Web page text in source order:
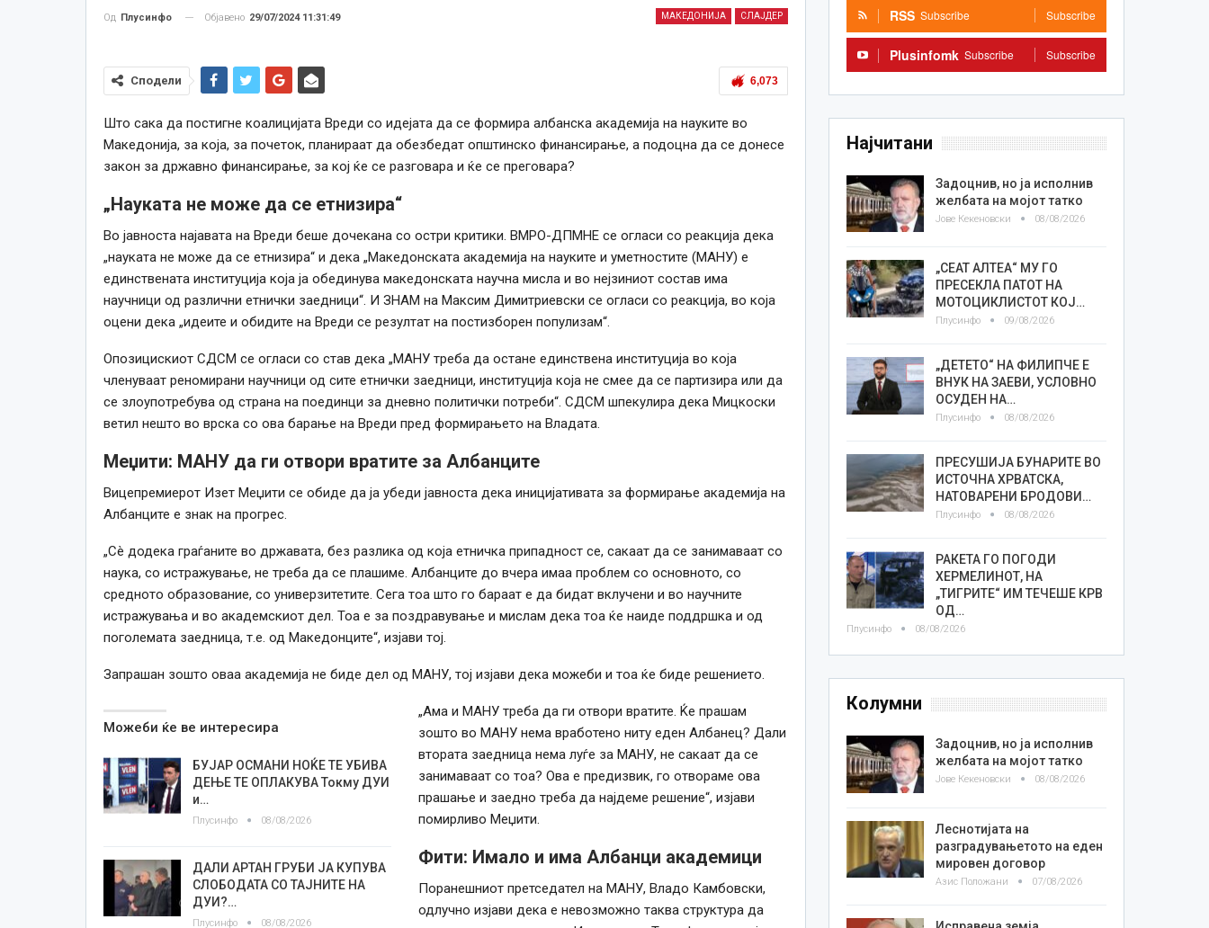
МАКЕДОНИЈА СЛАЈДЕР
Од Плусинфо Објавено 29/07/2024 11:31:49
6,073
Сподели
Што сака да постигне коалицијата Вреди со идејата да се формира албанска академија на науките во
Македонија, за која, за почеток, планираат да обезбедат општинско финансирање, а подоцна да се донесе
закон за државно финансирање, за кој ќе се разговара и ќе се преговара?
„Науката не може да се етнизира“
Во јавноста најавата на Вреди беше дочекана со остри критики. ВМРО-ДПМНЕ се огласи со реакција дека
„науката не може да се етнизира“ и дека „Македонската академија на науките и уметностите (МАНУ) е
единствената институција која ја обединува македонската научна мисла и во нејзиниот состав има
научници од различни етнички заедници“. И ЗНАМ на Максим Димитриевски се огласи со реакција, во која
оцени дека „идеите и обидите на Вреди се резултат на постизборен популизам“.
Опозицискиот СДСМ се огласи со став дека „МАНУ треба да остане единствена институција во која
членуваат реномирани научници од сите етнички заедници, институција која не смее да се партизира или да
се злоупотребува од страна на поединци за дневно политички потреби“. СДСМ шпекулира дека Мицкоски
ветил нешто во врска со ова барање на Вреди пред формирањето на Владата.
Меџити: МАНУ да ги отвори вратите за Албанците
Вицепремиерот Изет Меџити се обиде да ја убеди јавноста дека иницијативата за формирање академија на
Албанците е знак на прогрес.
„Сè додека граѓаните во државата, без разлика од која етничка припадност се, сакаат да се занимаваат со
наука, со истражување, не треба да се плашиме. Албанците до вчера имаа проблем со основното, со
средното образование, со универзитетите. Сега тоа што го бараат е да бидат вклучени и во научните
истражувања и во академскиот дел. Тоа е за поздравување и мислам дека тоа ќе наиде поддршка и од
поголемата заедница, т.е. од Македонците“, изјави тој.
Запрашан зошто оваа академија не биде дел од МАНУ, тој изјави дека можеби и тоа ќе биде решението.
Можеби ќе ве интересира
БУЈАР ОСМАНИ НОЌЕ ТЕ УБИВА
ДЕЊЕ ТЕ ОПЛАКУВА Токму ДУИ
и…
Плусинфо 08/08/2026
ДАЛИ АРТАН ГРУБИ ЈА КУПУВА
СЛОБОДАТА СО ТАЈНИТЕ НА
ДУИ?…
Плусинфо 08/08/2026
„Ама и МАНУ треба да ги отвори вратите. Ќе прашам
зошто во МАНУ нема вработено ниту еден Албанец? Дали
втората заедница нема луѓе за МАНУ, не сакаат да се
занимаваат со тоа? Ова е предизвик, го отвораме ова
прашање и заедно треба да најдеме решение“, изјави
помирливо Меџити.
Фити: Имало и има Албанци академици
Поранешниот претседател на МАНУ, Владо Камбовски,
одлучно изјави дека е невозможно таква структура да
RSS Subscribe Subscribe
Plusinfomk Subscribe Subscribe
Најчитани
Задоцнив, но ја исполнив
желбата на мојот татко
Јове Кекеновски 08/08/2026
„СЕАТ АЛТЕА“ МУ ГО
ПРЕСЕКЛА ПАТОТ НА
МОТОЦИКЛИСТОТ КОЈ…
Плусинфо 09/08/2026
„ДЕТЕТО“ НА ФИЛИПЧЕ Е
ВНУК НА ЗАЕВИ, УСЛОВНО
ОСУДЕН НА…
Плусинфо 08/08/2026
ПРЕСУШИЈА БУНАРИТЕ ВО
ИСТОЧНА ХРВАТСКА,
НАТОВАРЕНИ БРОДОВИ…
Плусинфо 08/08/2026
РАКЕТА ГО ПОГОДИ
ХЕРМЕЛИНОТ, НА
„ТИГРИТЕ“ ИМ ТЕЧЕШЕ КРВ
ОД…
Плусинфо 08/08/2026
Колумни
Задоцнив, но ја исполнив
желбата на мојот татко
Јове Кекеновски 08/08/2026
Леснотијата на
разградувањетото на еден
мировен договор
Азис Положани 07/08/2026